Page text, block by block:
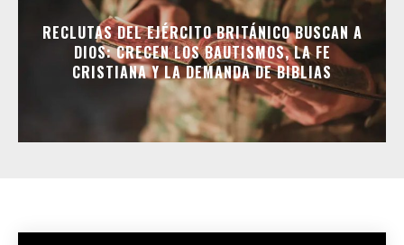
RECLUTAS DEL EJÉRCITO BRITÁNICO BUSCAN A
DIOS: CRECEN LOS BAUTISMOS, LA FE
CRISTIANA Y LA DEMANDA DE BIBLIAS